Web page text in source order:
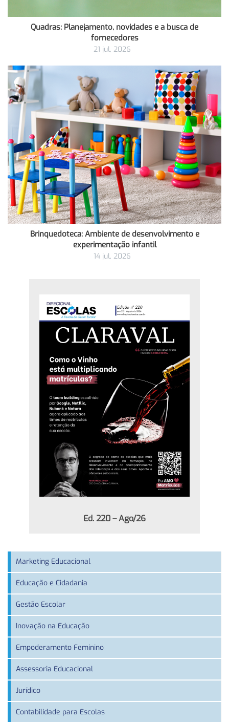
Quadras: Planejamento, novidades e a busca de
fornecedores
21 jul, 2026
Brinquedoteca: Ambiente de desenvolvimento e
experimentação infantil
14 jul, 2026
Ed. 220 – Ago/26
Marketing Educacional
Educação e Cidadania
Gestão Escolar
Inovação na Educação
Empoderamento Feminino
Assessoria Educacional
Jurídico
Contabilidade para Escolas